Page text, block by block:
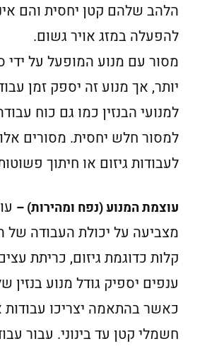
הלהב שלהם קטן יחסית והם
להפעלה במזג אויר גשום.
מסור עם מנוע המופעל על ידי
יותר, אך מנוע זה יספק זמן
למנועי הבנזין כמו גם כוח
למסור חלש יחסית. מסורים
לעבודות גיזום או חיתוך
עוצמת המנוע (נפח ומהירות) –
מצביעה על יכולת העבודה של
קלות כדוגמת גיזום, כריתת
כאשר בהתאמה יצריכו עבודות
חשמלי קטן עד בינוני. עבור